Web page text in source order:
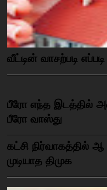
வீட்டின் வாசற்படி
பீரோ எந்த இடத்தில்
பீரோ வாஸ்து
கட்சி நிர்வாகத்தில் ஆ
முடியாத திமுக